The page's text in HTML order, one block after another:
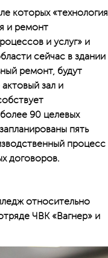
которых «технология
и ремонт
и услуг» и
сейчас в здании
ремонт, будут
зал и
90 целевых
пять
процесс
договоров.
относительно
ЧВК «Вагнер» и